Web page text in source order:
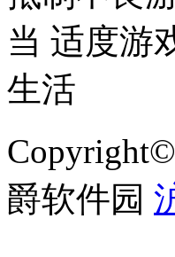
当 适度游
生活
爵软件园